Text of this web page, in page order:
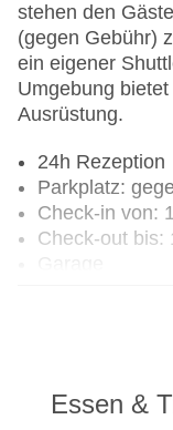
stehen den
(gegen Gebühr)
ein eigener
Umgebung
Ausrüstung.
24h Rezeption
Parkplatz:
Check-in von:
Check-out bis:
Garten: ohne
Letzte
Lift
Essen &